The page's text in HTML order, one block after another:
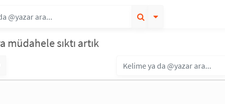
müdahele sıktı artık